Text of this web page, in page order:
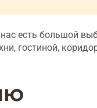
есть большой
гостиной,